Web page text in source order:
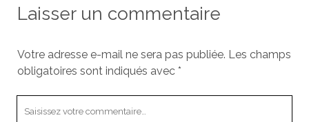
Laisser un commentaire
Votre adresse e-mail ne sera pas publiée. Les champs
obligatoires sont indiqués avec *